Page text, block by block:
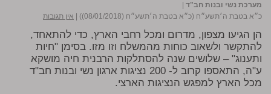
מערכת נשי ובנות חב"ד
כ״א בטבת ה׳תשע״ח (כ״א בטבת ה׳תשע״ח (08/01/2018))
אין תגובות
הן הגיעו מצפון, מדרום ומכל רחבי הארץ, כדי להתאחד,
להתקשר ולשאוב כוחות מהמשלח וזו מזו. בסימן "חיות
ותענוג" – שלושים שנה להסתלקות הרבנית חיה מושקא
ע"ה, התאספו קרוב ל- 200 נציגות ארגון נשי ובנות חב"ד
מכל הארץ למפגש הנציגות הארצי.